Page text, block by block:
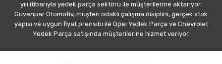
yılı itibarıyla yedek parça sektörü ile müşterilerine aktarıyor.
Güvenpar Otomotiv, müşteri odaklı çalışma disiplini, gerçek stok
yapısı ve uygun fiyat prensibi ile Opel Yedek Parça ve Chevrolet
Yedek Parça satışında müşterilerine hizmet veriyor.